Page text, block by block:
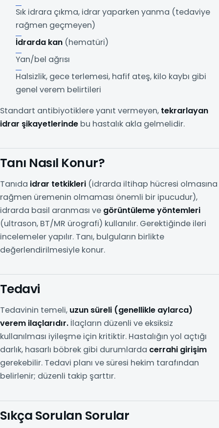
Sık idrara çıkma, idrar yaparken yanma (tedaviye
rağmen geçmeyen)
İdrarda kan (hematüri)
Yan/bel ağrısı
Halsizlik, gece terlemesi, hafif ateş, kilo kaybı gibi
genel verem belirtileri
Standart antibiyotiklere yanıt vermeyen, tekrarlayan
idrar şikayetlerinde bu hastalık akla gelmelidir.
Tanı Nasıl Konur?
Tanıda idrar tetkikleri (idrarda iltihap hücresi olmasına
rağmen üremenin olmaması önemli bir ipucudur),
idrarda basil aranması ve görüntüleme yöntemleri
(ultrason, BT/MR ürografi) kullanılır. Gerektiğinde ileri
incelemeler yapılır. Tanı, bulguların birlikte
değerlendirilmesiyle konur.
Tedavi
Tedavinin temeli, uzun süreli (genellikle aylarca)
verem ilaçlarıdır. İlaçların düzenli ve eksiksiz
kullanılması iyileşme için kritiktir. Hastalığın yol açtığı
darlık, hasarlı böbrek gibi durumlarda cerrahi girişim
gerekebilir. Tedavi planı ve süresi hekim tarafından
belirlenir; düzenli takip şarttır.
Sıkça Sorulan Sorular